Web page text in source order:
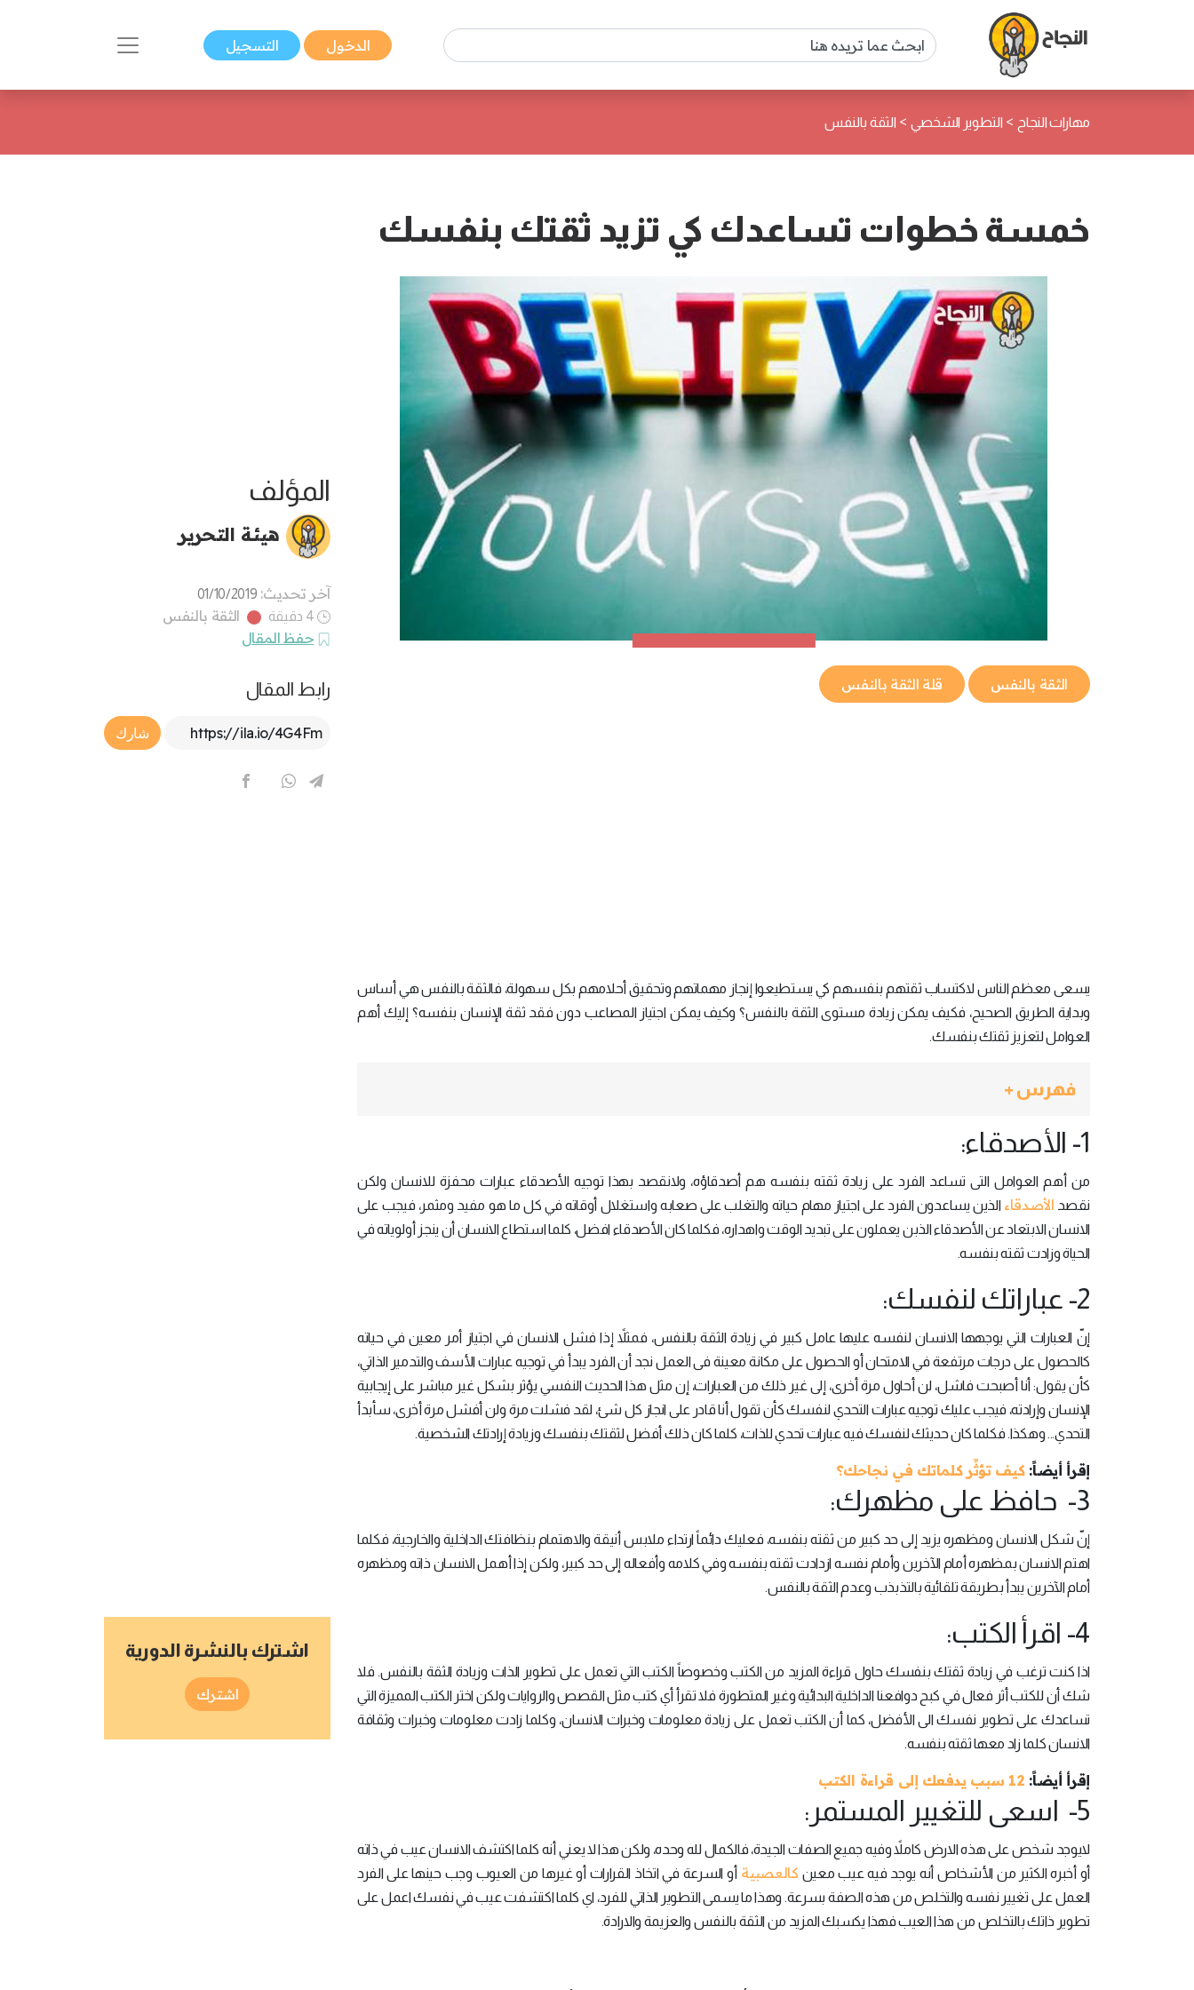
الدخول التسجيل
مهارات النجاح > التطوير الشخصي > الثقة بالنفس
خمسة خطوات تساعدك كي تزيد ثقتك بنفسك
الثقة بالنفس قلة الثقة بالنفس
يسعى معظم الناس لاكتساب ثقتهم بنفسهم كي يستطيعوا إنجاز مهماتهم وتحقيق أحلامهم بكل سهولة، فالثقة بالنفس هي أساس
وبداية الطريق الصحيح، فكيف يمكن زيادة مستوى الثقة بالنفس؟ وكيف يمكن اجتياز المصاعب دون فقد ثقة الإنسان بنفسه؟ إليك أهم
العوامل لتعزيز ثقتك بنفسك.
المؤلف
هيئة التحرير
آخر تحديث: 01/10/2019
4 دقيقة
الثقة بالنفس
حفظ المقال
رابط المقال
Article Link
شارك
فهرس +
1- الأصدقاء:
من أهم العوامل التى تساعد الفرد على زيادة ثقته بنفسه هم أصدقاؤه، ولانقصد بهذا توجيه الأصدقاء عبارات محفزة للانسان ولكن
نقصد الأصدقاء الذين يساعدون الفرد على اجتياز مهام حياته والتغلب على صعابه واستغلال أوقاته في كل ما هو مفيد ومثمر، فيجب على
الانسان الابتعاد عن الأصدقاء الذبن يعملون على تبديد الوقت واهداره، فكلما كان الأصدقاء افضل، كلما استطاع الانسان أن ينجز أولوياته في
الحياة وزادت ثقته بنفسه.
2- عباراتك لنفسك:
إنّ العبارات التي يوجهها الانسان لنفسه عليها عامل كبير في زيادة الثقة بالنفس، فمثلاً إذا فشل الانسان في اجتياز أمر معين في حياته
كالحصول على درجات مرتفعة في الامتحان أو الحصول على مكانة معينة فى العمل نجد أن الفرد يبدأ في توجيه عبارات الأسف والتدمير الذاتي،
كأن يقول: أنا أصبحت فاشل، لن أحاول مرة أخرى، إلى غير ذلك من العبارات، إن مثل هذا الحديث النفسي يؤثر بشكل غير مباشر على إيجابية
الإنسان وإرادته، فيجب عليك توجيه عبارات التحدي لنفسك كأن تقول أنا قادر على انجاز كل شئ، لقد فشلت مرة ولن أفشل مرة أخرى، سأبدأ
التحدي... وهكذا. فكلما كان حديثك لنفسك فيه عبارات تحدي للذات، كلما كان ذلك أفضل لثقتك بنفسك وزيادة إرادتك الشخصية.
إقرأ أيضاً:كيف تؤثِّر كلماتك في نجاحك؟
3- حافظ على مظهرك:
إنّ شكل الانسان ومظهره يزيد إلى حد كبير من ثقته بنفسه، فعليك دائماً ارتداء ملابس أنيقة والاهتمام بنظافتك الداخلية والخارجية، فكلما
اهتم الانسان بمظهره أمام الآخرين وأمام نفسه ازدادت ثقته بنفسه وفي كلامه وأفعاله إلى حد كبير، ولكن إذا أهمل الانسان ذاته ومظهره
أمام الآخرين يبدأ بطريقة تلقائية بالتذبذب وعدم الثقة بالنفس.
4- اقرأ الكتب:
اذا كنت ترغب في زيادة ثقتك بنفسك حاول قراءة المزيد من الكتب وخصوصاً الكتب التي تعمل على تطوير الذات وزيادة الثقة بالنفس. فلا
شك أن للكتب أثر فعال في كبح دوافعنا الداخلية البدائية وغير المتطورة فلا تقرأ أي كتب مثل القصص والروايات ولكن اختر الكتب المميزة التي
تساعدك على تطوير نفسك الى الأفضل، كما أن الكتب تعمل على زيادة معلومات وخبرات الانسان، وكلما زادت معلومات وخبرات وثقافة
الانسان كلما زاد معها ثقته بنفسه.
إقرأ أيضاً: 12 سبب يدفعك إلى قراءة الكتب
5- اسعى للتغيير المستمر:
لايوجد شخص على هذه الارض كاملاً وفيه جميع الصفات الجيدة، فالكمال لله وحده، ولكن هذا لا يعني أنه كلما اكتشف الانسان عيب في ذاته
أو أخبره الكثير من الأشخاص أنه يوجد فيه عيب معين كالعصبيةأو السرعة في اتخاذ القرارات أو غيرها من العيوب وجب حينها على الفرد
العمل على تغيير نفسه والتخلص من هذه الصفة بسرعة. وهذا ما يسمى التطوير الذاتي للفرد، اي كلما اكتشفت عيب في نفسك اعمل على
تطوير ذاتك بالتخلص من هذا العيب فهذا يكسبك المزيد من الثقة بالنفس والعزيمة والارادة.
اشترك بالنشرة الدورية
اشترك